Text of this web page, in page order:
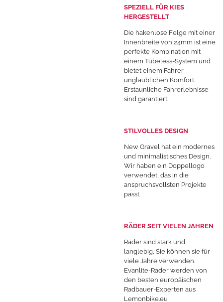
SPEZIELL FÜR KIES
HERGESTELLT
Die hakenlose Felge mit einer
Innenbreite von 24mm ist eine
perfekte Kombination mit
einem Tubeless-System und
bietet einem Fahrer
unglaublichen Komfort.
Erstaunliche Fahrerlebnisse
sind garantiert.
STILVOLLES DESIGN
New Gravel hat ein modernes
und minimalistisches Design.
Wir haben ein Doppellogo
verwendet, das in die
anspruchsvollsten Projekte
passt.
RÄDER SEIT VIELEN JAHREN
Räder sind stark und
langlebig, Sie können sie für
viele Jahre verwenden.
Evanlite-Räder werden von
den besten europäischen
Radbauer-Experten aus
Lemonbike.eu